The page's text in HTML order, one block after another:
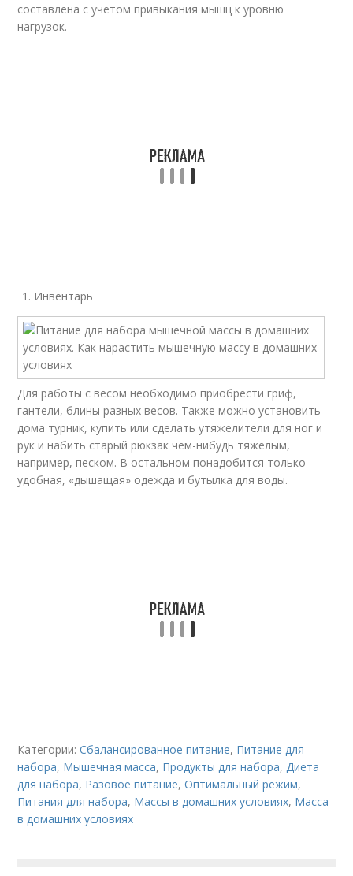
составлена с учётом привыкания мышц к уровню
нагрузок.
Инвентарь
Для работы с весом необходимо приобрести гриф,
гантели, блины разных весов. Также можно установить
дома турник, купить или сделать утяжелители для ног и
рук и набить старый рюкзак чем-нибудь тяжёлым,
например, песком. В остальном понадобится только
удобная, «дышащая» одежда и бутылка для воды.
Категории:Сбалансированное питание, Питание для
набора, Мышечная масса, Продукты для набора,Диета
для набора, Разовое питание,Оптимальный режим,
Питания для набора, Массы в домашних условиях, Масса
в домашних условиях